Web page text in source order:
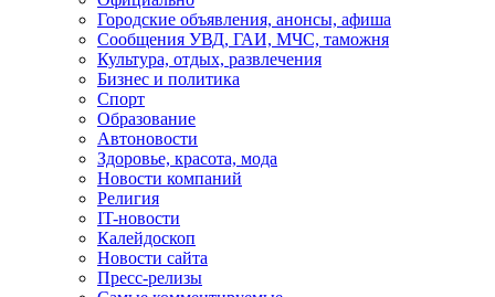
Городские объявления, анонсы, афиша
Сообщения УВД, ГАИ, МЧС, таможня
Культура, отдых, развлечения
Бизнес и политика
Спорт
Образование
Автоновости
Здоровье, красота, мода
Новости компаний
Религия
IT-новости
Калейдоскоп
Новости сайта
Пресс-релизы